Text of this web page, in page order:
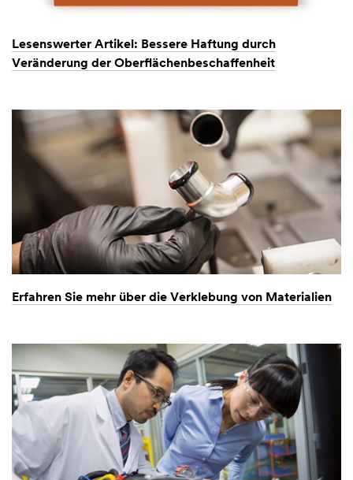
Lesenswerter Artikel: Bessere Haftung durch
Veränderung der Oberflächenbeschaffenheit
Erfahren Sie mehr über die Verklebung von Materialien